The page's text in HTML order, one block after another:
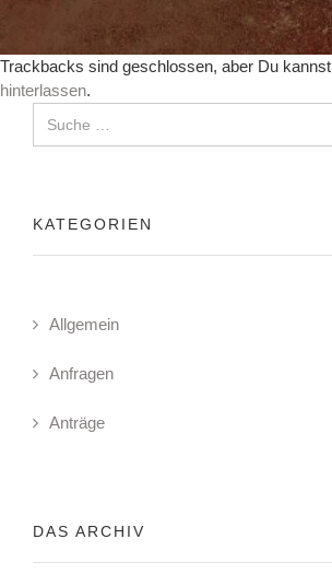
Trackbacks sind geschlossen, aber Du kannst
hinterlassen.
KATEGORIEN
Allgemein
Anfragen
Anträge
DAS ARCHIV